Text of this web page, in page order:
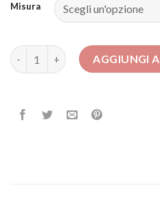
Misura
abiti elisabetta franchi quantità
AGGIUNGI